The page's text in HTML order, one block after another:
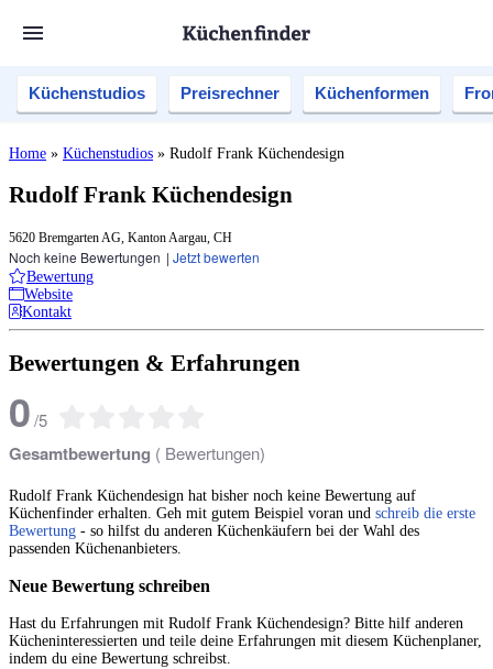
Küchenstudios Preisrechner Küchenformen
Home » Küchenstudios » Rudolf Frank Küchendesign
Rudolf Frank Küchendesign
5620 Bremgarten AG, Kanton Aargau, CH
Noch keine Bewertungen | Jetzt bewerten
Bewertung
Website
Kontakt
Bewertungen & Erfahrungen
0/5
Gesamtbewertung ( Bewertungen)
Rudolf Frank Küchendesign hat bisher noch keine Bewertung auf
Küchenfinder erhalten. Geh mit gutem Beispiel voran und schreib die erste
Bewertung - so hilfst du anderen Küchenkäufern bei der Wahl des
passenden Küchenanbieters.
Neue Bewertung schreiben
Hast du Erfahrungen mit Rudolf Frank Küchendesign? Bitte hilf anderen
Kücheninteressierten und teile deine Erfahrungen mit diesem Küchenplaner,
indem du eine Bewertung schreibst.